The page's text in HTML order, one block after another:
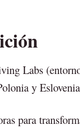
Labs
y
para